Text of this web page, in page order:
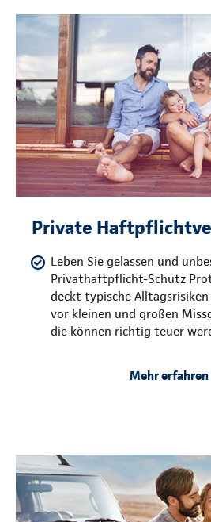
Private
Leben Sie gelassen und
Privathaftpflicht-Schutz
deckt typische
vor kleinen und großen
die können richtig teuer
Mehr erfahren